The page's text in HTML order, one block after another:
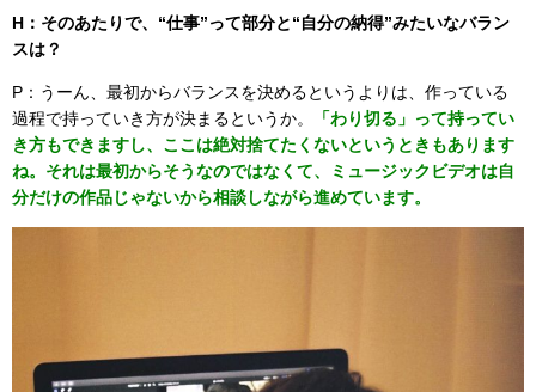
H：そのあたりで、“仕事”って部分と“自分の納得”みたいなバラン
スは？
P：うーん、最初からバランスを決めるというよりは、作っている
過程で持っていき方が決まるというか。
「わり切る」って持ってい
き方もできますし、ここは絶対捨てたくないというときもあります
ね。それは最初からそうなのではなくて、ミュージックビデオは自
分だけの作品じゃないから相談しながら進めています。